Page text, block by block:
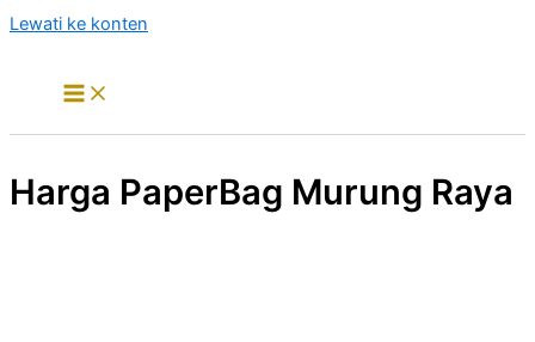
Lewati ke konten
Harga PaperBag Murung Raya